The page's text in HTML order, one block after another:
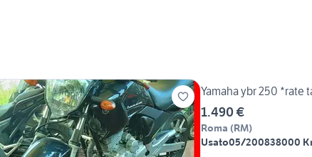
Yamaha ybr 250
1.490 €
Roma (RM)
Usato05/200838000